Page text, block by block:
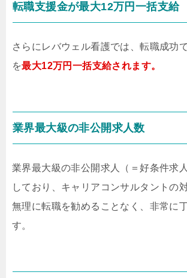
転職支援金が最大12万円一括支給
さらにレバウェル看護では、転職成功
を最大12万円一括支給されます。
業界最大級の非公開求人数
業界最大級の非公開求人（＝好条件求
しており、キャリアコンサルタントの
無理に転職を勧めることなく、非常に
す。